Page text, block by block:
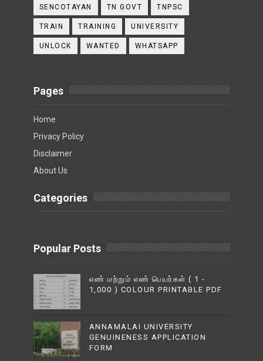
SENCOTAYAN TN GOVT TNPSC
TRAIN TRAINING UNIVERSITY
UNLOCK WANTED WHATSAPP
Pages
Home
Privacy Policy
Disclaimer
About Us
Categories
Popular Posts
எண் மற்றும் எண் பெயர்கள் ( 1 -
1,000 ) COLOUR PRINTABLE PDF
ANNAMALAI UNIVERSITY
GENUINENESS APPLICATION
FORM